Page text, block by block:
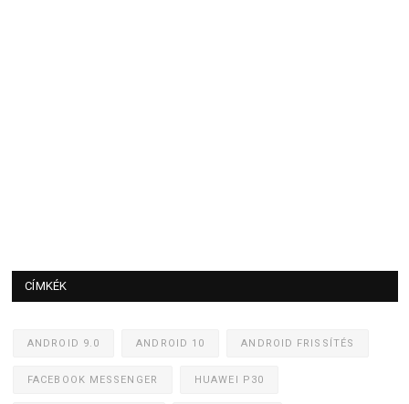
CÍMKÉK
ANDROID 9.0 ANDROID 10 ANDROID FRISSÍTÉS
FACEBOOK MESSENGER HUAWEI P30